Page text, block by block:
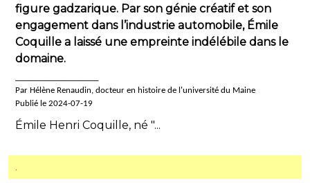
figure gadzarique. Par son génie créatif et son
engagement dans l’industrie automobile, Émile
Coquille a laissé une empreinte indélébile dans le
domaine.
Par Hélène Renaudin, docteur en histoire de l'université du Maine
Publié le 2024-07-19
Émile Henri Coquille, né "...
.